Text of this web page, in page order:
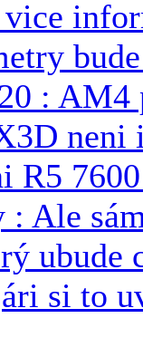
: AM4
neni
R5
: Ale
ubude
si to